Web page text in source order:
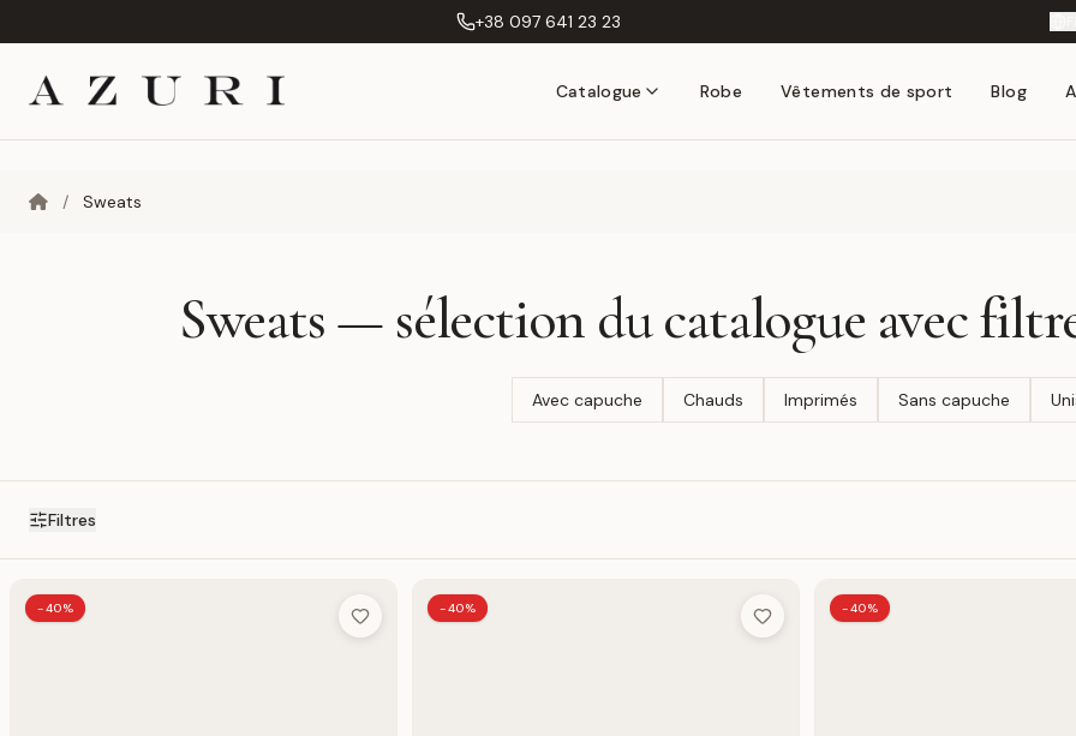
+38 097 641 23 23
Catalogue Robe Vêtements de sport Blog
/ Sweats
Sweats — sélection du catalogue avec
Avec capuche Chauds Imprimés Sans capuche
Filtres
-40%
Add to Wish List
-40%
Add to Wish List
-40%